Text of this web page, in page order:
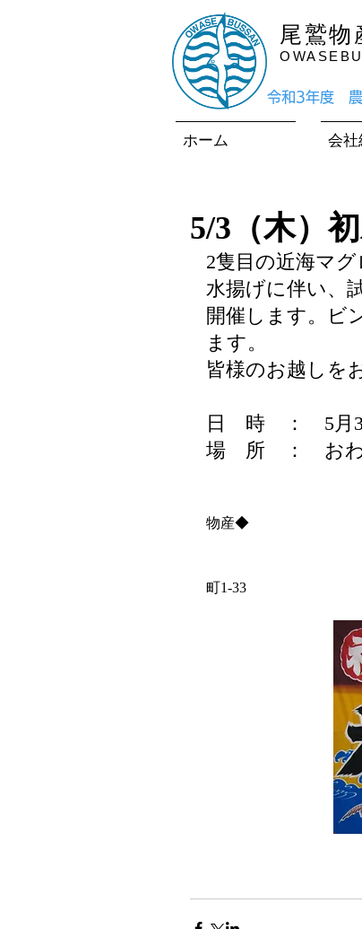
尾鷲物
令和3年度 農
ホーム 会社
5/3（木）
2隻目の近海マ
水揚げに伴い、
開催します。ビ
ます。
皆様のお越しを
日　時　：　5
場　所　：　お
◆
物産◆
尾
町1-33
0597